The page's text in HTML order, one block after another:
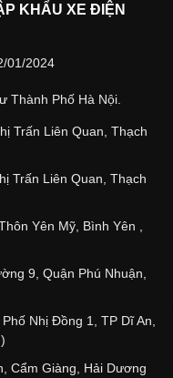
KHẨU XE ĐIỆN
01/2024
Thành Phố Hà Nội.
Trấn Liên Quan, Thạch
Trấn Liên Quan, Thạch
Yên Mỹ, Bình Yên ,
9, Quận Phú Nhuận,
Nhị Đồng 1, TP Dĩ An,
Cẩm Giàng, Hải Dương